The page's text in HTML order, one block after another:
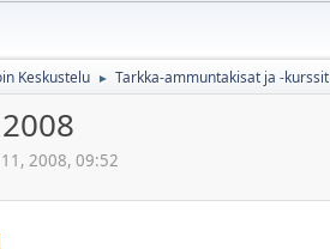
Keskustelu ► Tarkka-ammuntakisat ja -kurssit
2008, 09:52